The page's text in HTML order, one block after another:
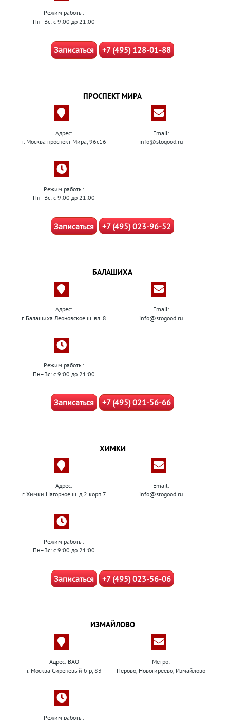
Режим работы:
Пн–Вс: с 9:00 до 21:00
Записаться +7 (495) 128-01-88
ПРОСПЕКТ МИРА
Адрес:
г. Москва проспект Мира, 96с16
Email:
info@stogood.ru
Режим работы:
Пн–Вс: с 9:00 до 21:00
Записаться +7 (495) 023-96-52
БАЛАШИХА
Адрес:
г. Балашиха Леоновское ш. вл. 8
Email:
info@stogood.ru
Режим работы:
Пн–Вс: с 9:00 до 21:00
Записаться +7 (495) 021-56-66
ХИМКИ
Адрес:
г. Химки Нагорное ш. д.2 корп.7
Email:
info@stogood.ru
Режим работы:
Пн–Вс: с 9:00 до 21:00
Записаться +7 (495) 023-56-06
ИЗМАЙЛОВО
Адрес: ВАО
г. Москва Сиреневый б-р, 83
Метро:
Перово, Новогиреево, Измайлово
Режим работы: